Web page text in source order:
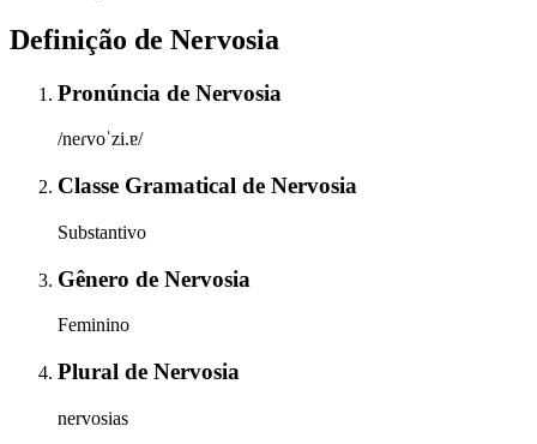
Definição de Nervosia
Pronúncia de Nervosia
/neɾvoˈzi.ɐ/
Classe Gramatical de Nervosia
Substantivo
Gênero de Nervosia
Feminino
Plural de Nervosia
nervosias